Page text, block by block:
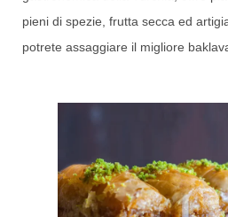
pieni di spezie, frutta secca ed
potrete assaggiare il migliore